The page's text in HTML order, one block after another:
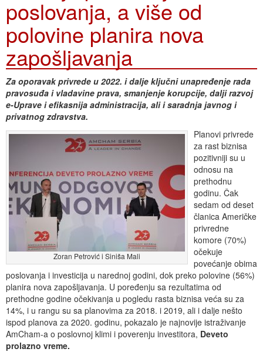
poslovanja, a više od
polovine planira nova
zapošljavanja
Za oporavak privrede u 2022. i dalje ključni unapređenje rada
pravosuđa i vladavine prava, smanjenje korupcije, dalji razvoj
e-Uprave i efikasnija administracija, ali i saradnja javnog i
privatnog zdravstva.
Zoran Petrović i Siniša Mali
Planovi privrede
za rast biznisa
pozitivniji su u
odnosu na
prethodnu
godinu. Čak
sedam od deset
članica Američke
privredne
komore (70%)
očekuje
povećanje obima
poslovanja i investicija u narednoj godini, dok preko polovine (56%)
planira nova zapošljavanja. U poređenju sa rezultatima od
prethodne godine očekivanja u pogledu rasta biznisa veća su za
14%, i u rangu su sa planovima za 2018. i 2019, ali i dalje nešto
ispod planova za 2020. godinu, pokazalo je najnovije istraživanje
AmCham-a o poslovnoj klimi i poverenju investitora, Deveto
prolazno vreme.